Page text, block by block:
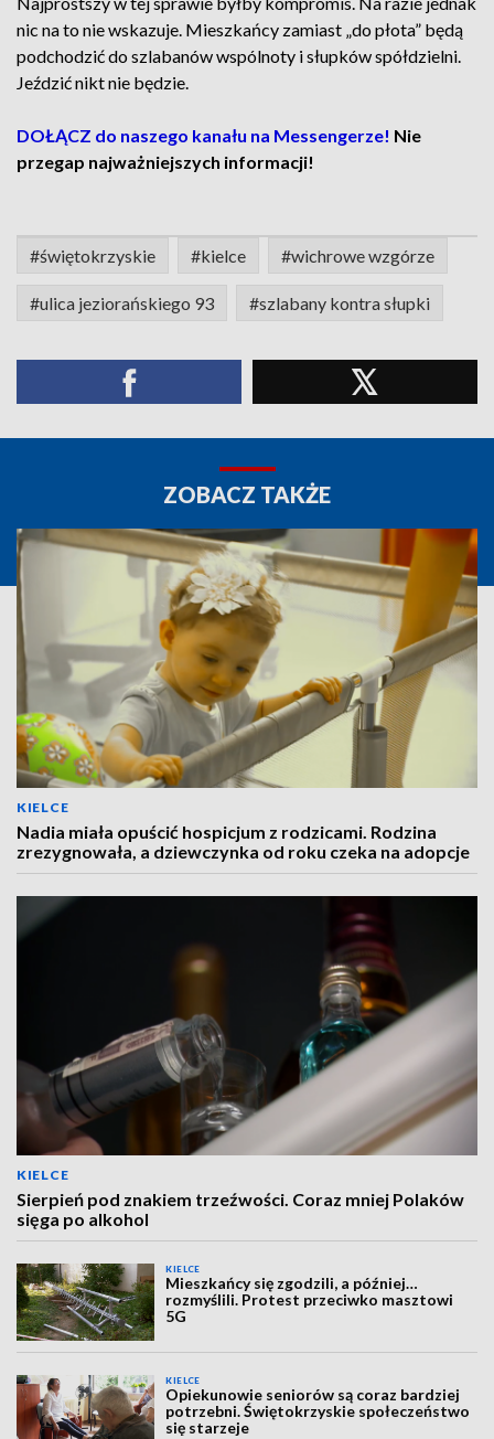
nic na to nie wskazuje. Mieszkańcy zamiast „do płota” będą
podchodzić do szlabanów wspólnoty i słupków spółdzielni.
Jeździć nikt nie będzie.
DOŁĄCZ do naszego kanału na Messengerze! Nie
przegap najważniejszych informacji!
#świętokrzyskie #kielce #wichrowe wzgórze
#ulica jeziorańskiego 93 #szlabany kontra słupki
ZOBACZ TAKŻE
KIELCE
Nadia miała opuścić hospicjum z rodzicami. Rodzina
zrezygnowała, a dziewczynka od roku czeka na adopcje
KIELCE
Sierpień pod znakiem trzeźwości. Coraz mniej Polaków
sięga po alkohol
KIELCE
Mieszkańcy się zgodzili, a później…
rozmyślili. Protest przeciwko masztowi
5G
KIELCE
Opiekunowie seniorów są coraz bardziej
potrzebni. Świętokrzyskie społeczeństwo
się starzeje